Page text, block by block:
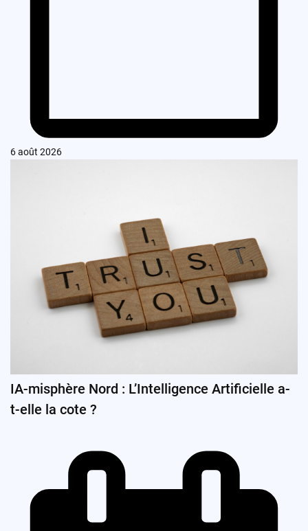
6 août 2026
IA-misphère Nord : L’Intelligence Artificielle a-
t-elle la cote ?